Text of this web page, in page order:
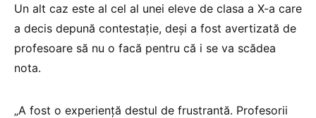
Un alt caz este al cel al unei eleve de clasa a X-a care
a decis depună contestație, deși a fost avertizată de
profesoare să nu o facă pentru că i se va scădea
nota.
„A fost o experiență destul de frustrantă. Profesorii